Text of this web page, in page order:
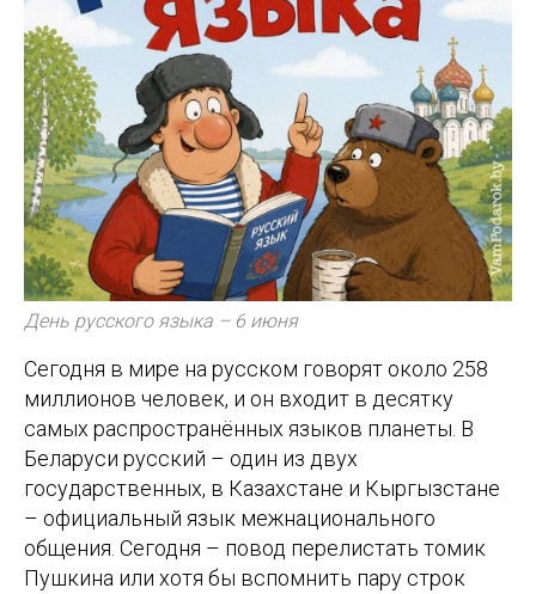
День русского языка – 6 июня
Сегодня в мире на русском говорят около 258
миллионов человек, и он входит в десятку
самых распространённых языков планеты. В
Беларуси русский – один из двух
государственных, в Казахстане и Кыргызстане
– официальный язык межнационального
общения. Сегодня – повод перелистать томик
Пушкина или хотя бы вспомнить пару строк